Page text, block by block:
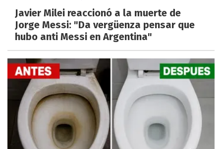
Javier Milei reaccionó a la muerte de
Jorge Messi: "Da vergüenza pensar que
hubo anti Messi en Argentina"